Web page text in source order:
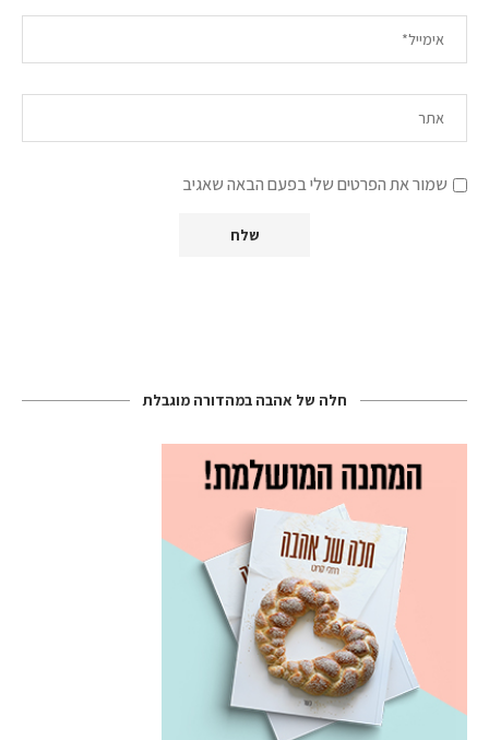
שמור את הפרטים שלי בפעם הבאה שאגיב
חלה של אהבה במהדורה מוגבלת